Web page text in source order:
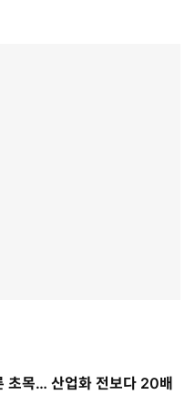
초목… 산업화 전보다 20배